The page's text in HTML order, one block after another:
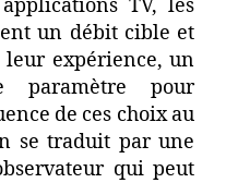
TV, les
un débit cible et
expérience, un
paramètre pour
de ces choix au
se traduit par une
qui peut